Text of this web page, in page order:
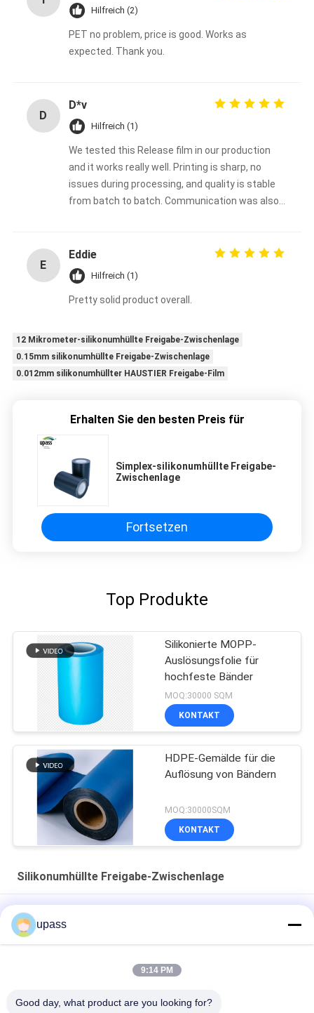
Hilfreich (2)
PET no problem, price is good. Works as
expected. Thank you.
D
D*v
Hilfreich (1)
We tested this Release film in our production
and it works really well. Printing is sharp, no
issues during processing, and quality is stable
from batch to batch. Communication was also
E
Eddie
Hilfreich (1)
Pretty solid product overall.
12 Mikrometer-silikonumhüllte Freigabe-Zwischenlage
0.15mm silikonumhüllte Freigabe-Zwischenlage
0.012mm silikonumhüllter HAUSTIER Freigabe-Film
Erhalten Sie den besten Preis für
Simplex-silikonumhüllte Freigabe-
Zwischenlage
Fortsetzen
Top Produkte
Silikonierte MOPP-
Auslösungsfolie für
hochfeste Bänder
MOQ:30000 SQM
KONTAKT
HDPE-Gemälde für die
Auflösung von Bändern
MOQ:30000SQM
KONTAKT
Silikonumhüllte Freigabe-Zwischenlage
40 Mikrometer prägte silikonumhüllte Freigabe-Zwischenlage
pp.
Zwischenlage für Schaum-Bänder
Silikonumhüllter Freigabe-Film-Silikon-Freigabe-Filmstart-Film
upass
9:14 PM
Good day, what product are you looking for?